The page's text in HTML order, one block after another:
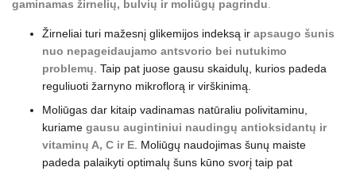
gaminamas žirnelių, bulvių ir moliūgų pagrindu.
Žirneliai turi mažesnį glikemijos indeksą ir apsaugo šunis
nuo nepageidaujamo antsvorio bei nutukimo
problemų. Taip pat juose gausu skaidulų, kurios padeda
reguliuoti žarnyno mikroflorą ir virškinimą.
Moliūgas dar kitaip vadinamas natūraliu polivitaminu,
kuriame gausu augintiniui naudingų antioksidantų ir
vitaminų A, C ir E. Moliūgų naudojimas šunų maiste
padeda palaikyti optimalų šuns kūno svorį taip pat